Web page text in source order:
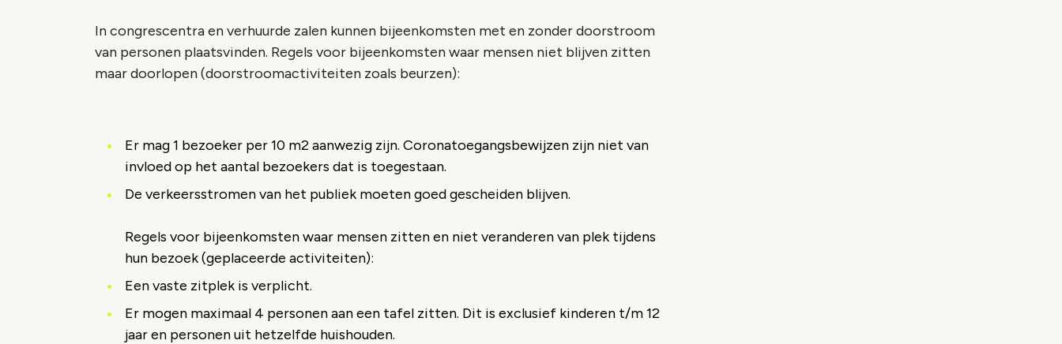
In congrescentra en verhuurde zalen kunnen bijeenkomsten met en zonder doorstroom
van personen plaatsvinden. Regels voor bijeenkomsten waar mensen niet blijven zitten
maar doorlopen (doorstroomactiviteiten zoals beurzen):
Er mag 1 bezoeker per 10 m2 aanwezig zijn. Coronatoegangsbewijzen zijn niet van
invloed op het aantal bezoekers dat is toegestaan.
De verkeersstromen van het publiek moeten goed gescheiden blijven.
Regels voor bijeenkomsten waar mensen zitten en niet veranderen van plek tijdens
hun bezoek (geplaceerde activiteiten):
Een vaste zitplek is verplicht.
Er mogen maximaal 4 personen aan een tafel zitten. Dit is exclusief kinderen t/m 12
jaar en personen uit hetzelfde huishouden.